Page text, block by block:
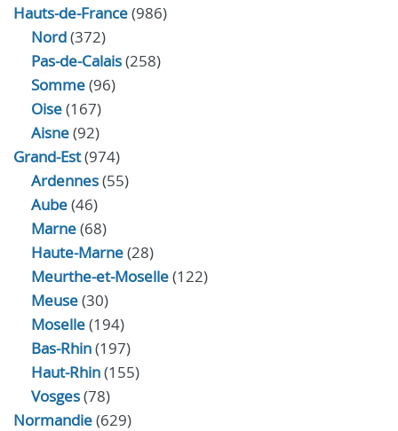
Hauts-de-France(986)
Nord(372)
Pas-de-Calais(258)
Somme(96)
Oise(167)
Aisne(92)
Grand-Est(974)
Ardennes(55)
Aube(46)
Marne(68)
Haute-Marne(28)
Meurthe-et-Moselle(122)
Meuse(30)
Moselle(194)
Bas-Rhin(197)
Haut-Rhin(155)
Vosges(78)
Normandie(629)